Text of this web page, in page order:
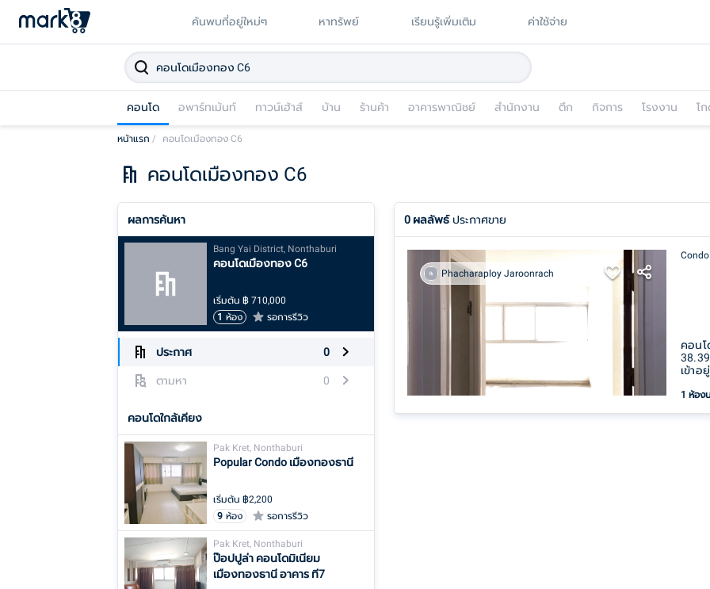
ค้นพบที่อยู่ใหม่ๆ หาทรัพย์ เรียนรู้เพิ่มเติม ค่าใช้จ่าย
คอนโด อพาร์ทเม้นท์ ทาวน์เฮ้าส์ บ้าน ร้านค้า อาคารพาณิชย์ สำนักงาน ตึก กิจการ โรงงาน โ
หน้าแรก / คอนโดเมืองทอง C6
คอนโดเมืองทอง C6
ผลการค้นหา
Bang Yai District, Nonthaburi
คอนโดเมืองทอง C6
เริ่มต้น ฿ 710,000
1 ห้อง รอการรีวิว
ประกาศ 0
ตามหา 0
คอนโดใกล้เคียง
Pak Kret, Nonthaburi
Popular Condo เมืองทองธานี
เริ่มต้น ฿2,200
9 ห้อง รอการรีวิว
Pak Kret, Nonthaburi
ป๊อปปูล่า คอนโดมิเนียม
เมืองทองธานี อาคาร ที7
0ผลลัพธ์ ประกาศขาย
Phacharaploy Jaroonrach
Condo
คอนโ
เข้าอ
1 ห้อง